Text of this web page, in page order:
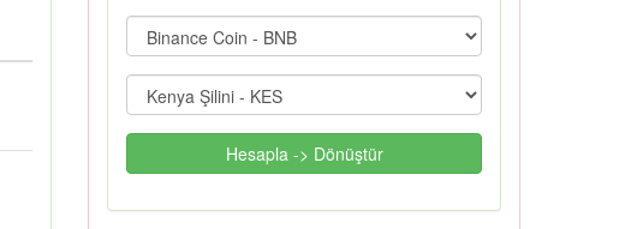
Hesapla -> Dönüştür